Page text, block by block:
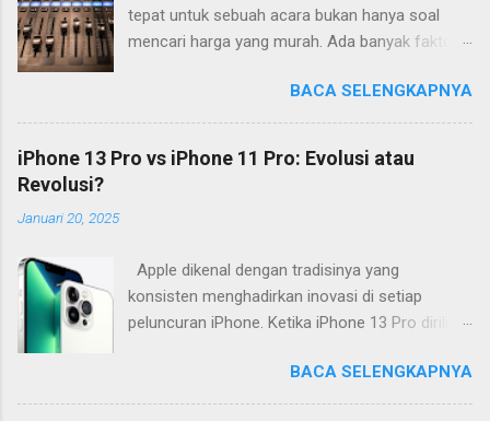
tepat untuk sebuah acara bukan hanya soal
mencari harga yang murah. Ada banyak faktor
berjalan lancar dengan kualitas audio yang
memadai. Salah satu hal mendasar adalah
menyesuaikan sistem dengan jenis dan lokasi
terbatas biasanya cukup menggunakan sistem
sederhana asalkan kejernihan suara tetap
terjaga. Langkah awal yang bijak adalah
Hitung jumlah tamu yang hadir, tentukan apakah
akan ada musik live dengan instrumen atau
BACA SELENGKAPNYA
iPhone 13 Pro vs iPhone 11 Pro: Evolusi atau
Revolusi?
Januari 20, 2025
Apple dikenal dengan tradisinya yang
konsisten menghadirkan inovasi di setiap
peluncuran iPhone. Ketika iPhone 13 Pro dirilis,
pendahulunya, termasuk iPhone 11 Pro. Meski
terpaut dua generasi, keduanya tetap menarik
BACA SELENGKAPNYA